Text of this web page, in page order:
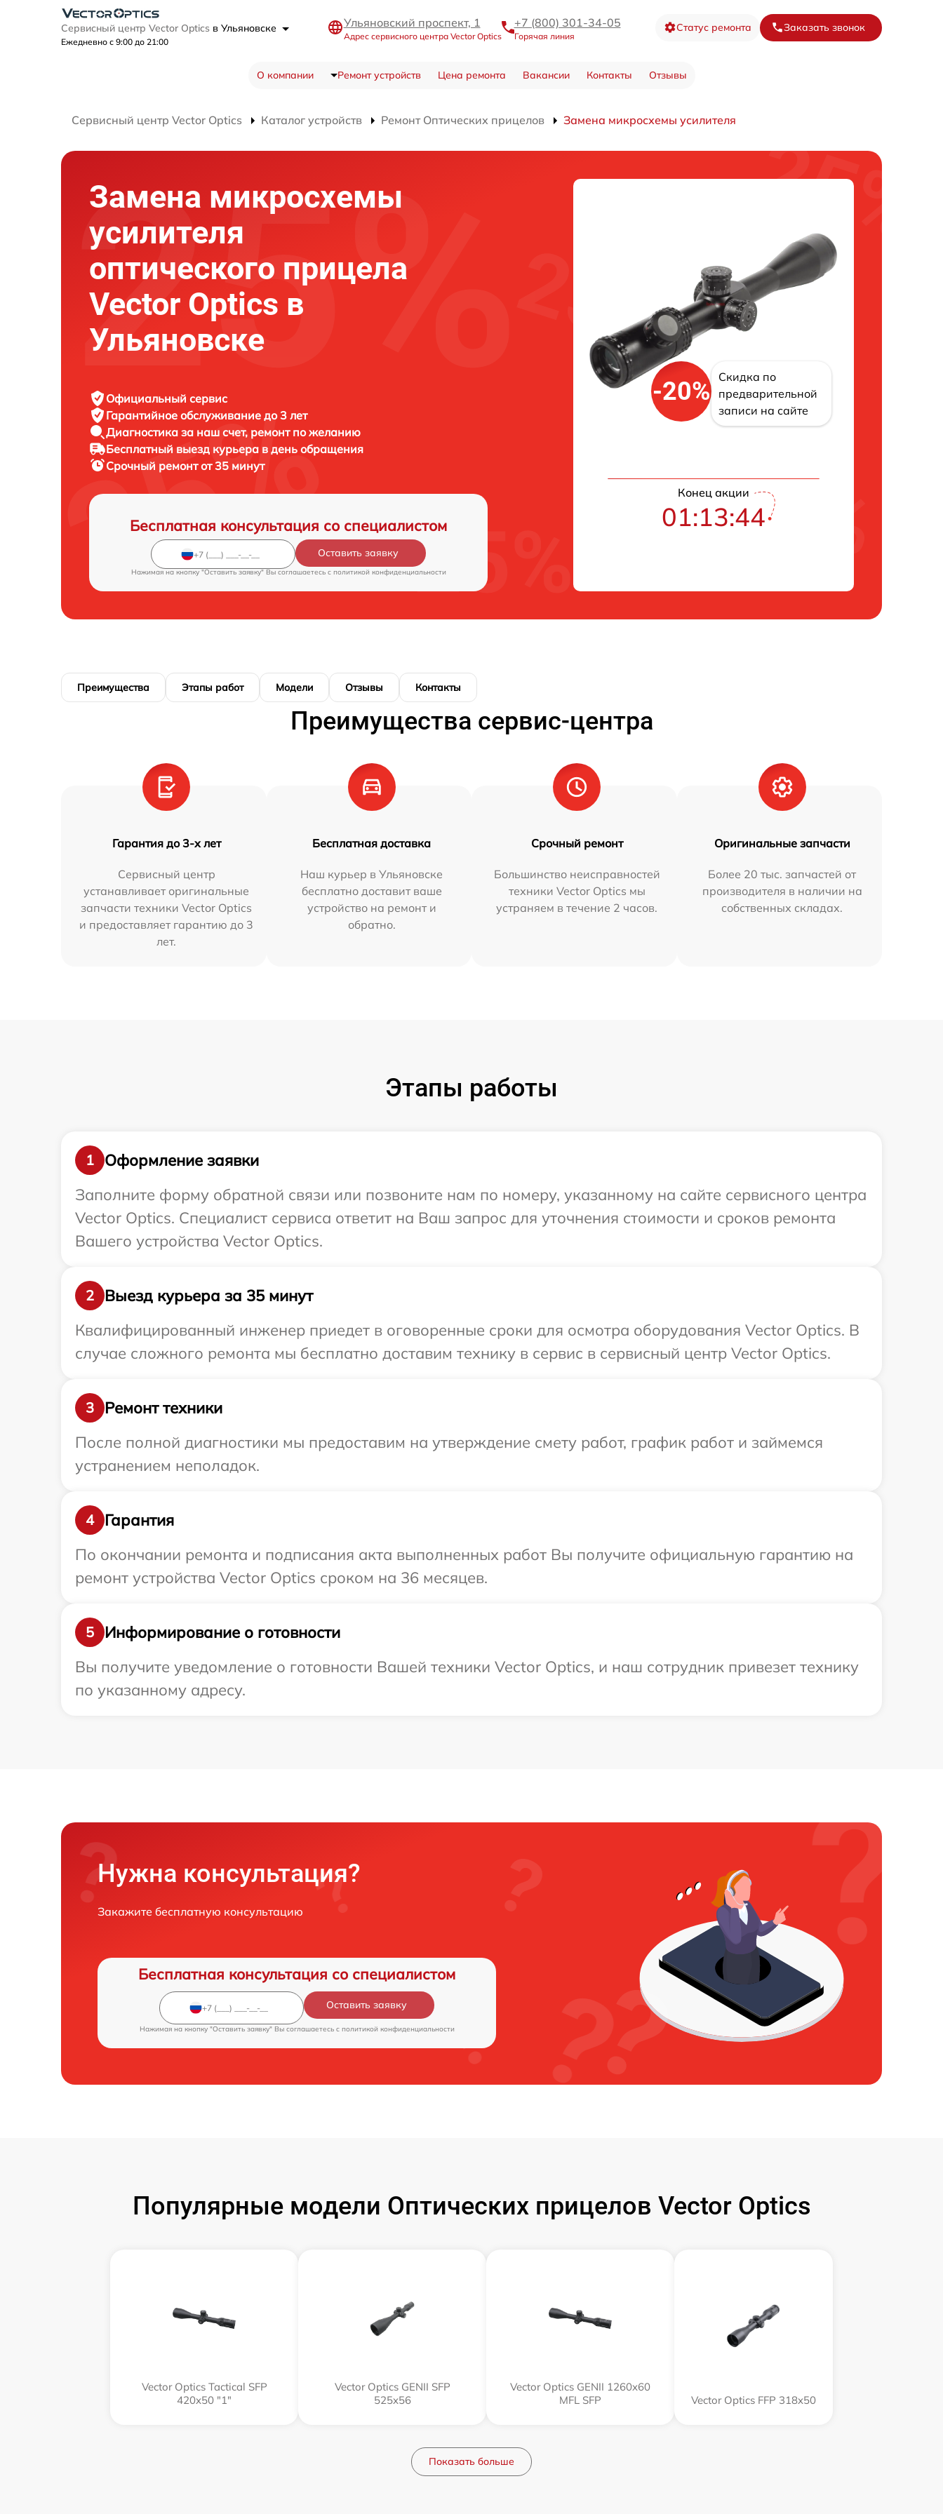
Сервисный центр Vector Optics в Ульяновске
Ежедневно с 9:00 до 21:00
Ульяновский проспект, 1
Адрес сервисного центра Vector Optics
+7 (800) 301-34-05
Горячая линия
Статус ремонта Заказать звонок
О компании Ремонт устройств Цена ремонта Вакансии Контакты Отзывы
Сервисный центр Vector Optics Каталог устройств Ремонт Оптических прицелов Замена микросхемы усилителя
Замена микросхемы
усилителя
оптического прицела
Vector Optics в
Ульяновске
Официальный сервис
Гарантийное обслуживание до 3 лет
Диагностика за наш счет, ремонт по желанию
Бесплатный выезд курьера в день обращения
Срочный ремонтот 35 минут
Бесплатная консультация со специалистом
Оставить заявку
Нажимая на кнопку "Оставить заявку" Вы соглашаетесь c политикой конфиденциальности
-20%
Скидка по
предварительной
записи на сайте
Конец акции
01:13:42
Преимущества Этапы работ Модели Отзывы Контакты
Преимущества сервис-центра
Гарантия до 3-х лет
Сервисный центр
устанавливает оригинальные
запчасти техники Vector Optics
и предоставляет гарантию до 3
лет.
Бесплатная доставка
Наш курьер в Ульяновске
бесплатно доставит ваше
устройство на ремонт и
обратно.
Срочный ремонт
Большинство неисправностей
техники Vector Optics мы
устраняем в течение 2 часов.
Оригинальные запчасти
Более 20 тыс. запчастей от
производителя в наличии на
собственных складах.
Этапы работы
1
Оформление заявки
Заполните форму обратной связи или позвоните нам по номеру, указанному на сайте сервисного центра
Vector Optics. Специалист сервиса ответит на Ваш запрос для уточнения стоимости и сроков ремонта
Вашего устройства Vector Optics.
2
Выезд курьера за 35 минут
Квалифицированный инженер приедет в оговоренные сроки для осмотра оборудования Vector Optics. В
случае сложного ремонта мы бесплатно доставим технику в сервис в сервисный центр Vector Optics.
3
Ремонт техники
После полной диагностики мы предоставим на утверждение смету работ, график работ и займемся
устранением неполадок.
4
Гарантия
По окончании ремонта и подписания акта выполненных работ Вы получите официальную гарантию на
ремонт устройства Vector Optics сроком на 36 месяцев.
5
Информирование о готовности
Вы получите уведомление о готовности Вашей техники Vector Optics, и наш сотрудник привезет технику
по указанному адресу.
Нужна консультация?
Закажите бесплатную консультацию
Бесплатная консультация со специалистом
Оставить заявку
Нажимая на кнопку "Оставить заявку" Вы соглашаетесь c политикой конфиденциальности
Популярные модели Оптических прицелов Vector Optics
Vector Optics Tactical SFP
420x50 "1"
Vector Optics GENII SFP
525x56
Vector Optics GENII 1260x60
MFL SFP
Vector Optics FFP 318x50
Показать больше